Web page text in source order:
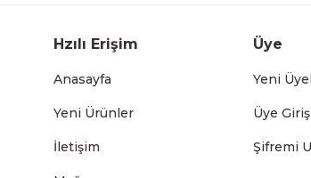
Kuğu Figürlü Altın
Hzılı Erişim
Anasayfa
Yeni Ürünler
İletişim
Üye
Yeni
Üye
Şifremi